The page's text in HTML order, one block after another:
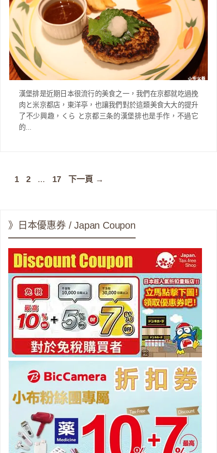
漢堡排是近期日本很流行的美食之一，我們在京都就吃過挽
肉と米京都店，東洋亭，也讓我們對於這類美食大大的提升
了不少興趣，くら と京都三条的漢堡排也是手作，不過它
的...
頁
1
頁
2 ...
頁
17 下一頁 →
》日本優惠券 / Japan Coupon